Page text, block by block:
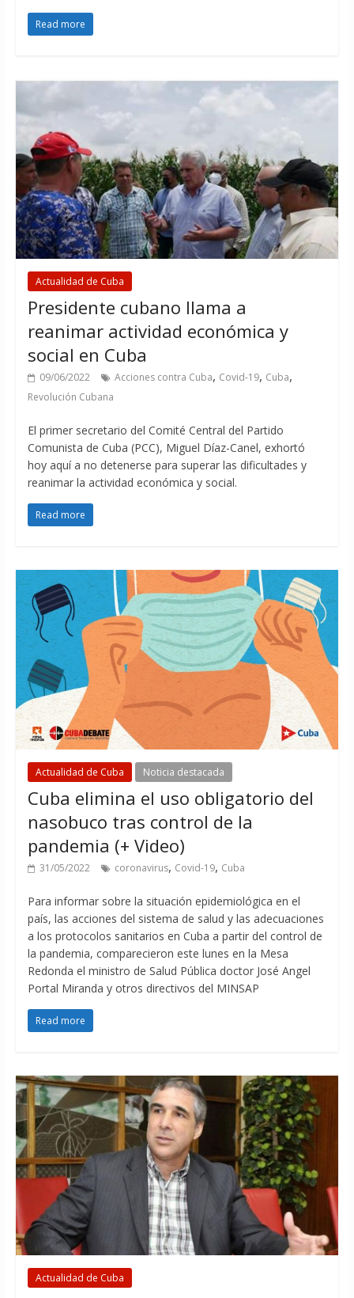
Read more
Actualidad de Cuba
Presidente cubano llama a
reanimar actividad económica y
social en Cuba
09/06/2022 Acciones contra Cuba, Covid-19, Cuba,
Revolución Cubana
El primer secretario del Comité Central del Partido
Comunista de Cuba (PCC), Miguel Díaz-Canel, exhortó
hoy aquí a no detenerse para superar las dificultades y
reanimar la actividad económica y social.
Read more
Actualidad de Cuba Noticia destacada
Cuba elimina el uso obligatorio del
nasobuco tras control de la
pandemia (+ Video)
31/05/2022 coronavirus, Covid-19, Cuba
Para informar sobre la situación epidemiológica en el
país, las acciones del sistema de salud y las adecuaciones
a los protocolos sanitarios en Cuba a partir del control de
la pandemia, comparecieron este lunes en la Mesa
Redonda el ministro de Salud Pública doctor José Angel
Portal Miranda y otros directivos del MINSAP
Read more
Actualidad de Cuba